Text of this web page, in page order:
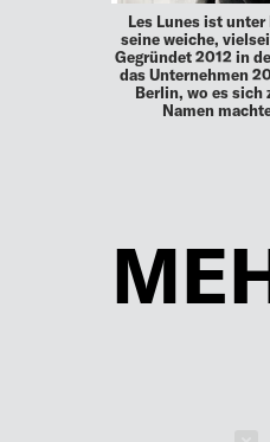
Les Lunes ist
seine weiche,
Gegründet 2012 in
das Unternehmen
Berlin, wo es sich
Namen